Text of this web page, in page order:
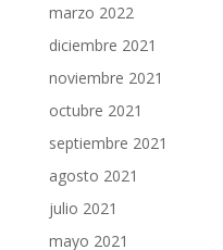
marzo 2022
diciembre 2021
noviembre 2021
octubre 2021
septiembre 2021
agosto 2021
julio 2021
mayo 2021